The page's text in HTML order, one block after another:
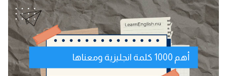
أهم 1000 كلمة انجليزية ومعناها